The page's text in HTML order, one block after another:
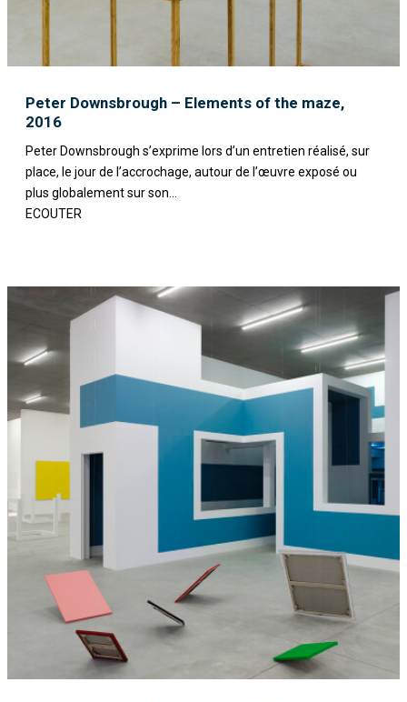
Peter Downsbrough – Elements of the maze,
2016
Peter Downsbrough s’exprime lors d’un entretien réalisé, sur
place, le jour de l’accrochage, autour de l’œuvre exposé ou
plus globalement sur son...
ECOUTER